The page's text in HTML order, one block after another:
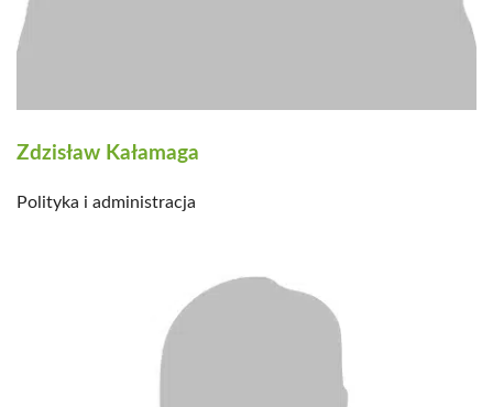
Zdzisław Kałamaga
Polityka i administracja